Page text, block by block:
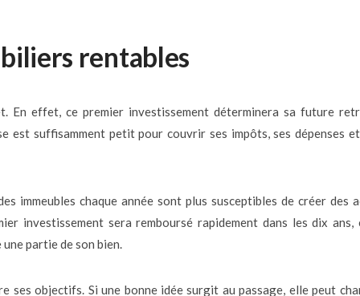
rentables
En effet, ce premier investissement déterminera sa future
est suffisamment petit pour couvrir ses impôts, ses dépenses
immeubles chaque année sont plus susceptibles de créer des
investissement sera remboursé rapidement dans les dix ans,
partie de son bien.
ses objectifs. Si une bonne idée surgit au passage, elle peut